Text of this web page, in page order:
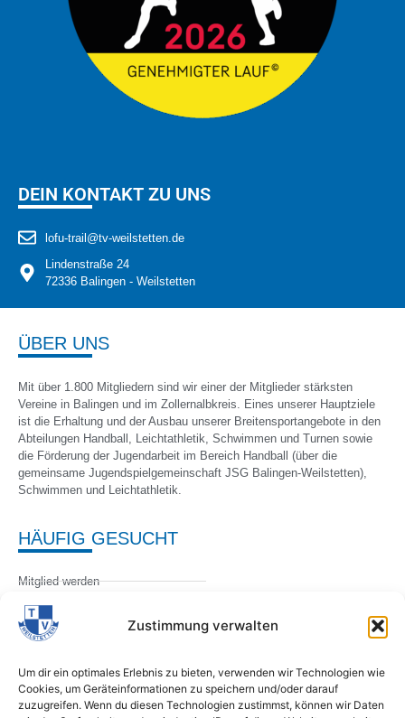
Zustimmung verwalten
Um dir ein optimales Erlebnis zu bieten, verwenden wir Technologien wie
Cookies, um Geräteinformationen zu speichern und/oder darauf
zuzugreifen. Wenn du diesen Technologien zustimmst, können wir Daten
DEIN KONTAKT ZU UNS
lofu-trail@tv-weilstetten.de
Lindenstraße 24
72336 Balingen - Weilstetten
ÜBER UNS
Mit über 1.800 Mitgliedern sind wir einer der Mitglieder stärksten
Vereine in Balingen und im Zollernalbkreis. Eines unserer Hauptziele
ist die Erhaltung und der Ausbau unserer Breitensportangebote in den
Abteilungen Handball, Leichtathletik, Schwimmen und Turnen sowie
die Förderung der Jugendarbeit im Bereich Handball (über die
gemeinsame Jugendspielgemeinschaft JSG Balingen-Weilstetten),
Schwimmen und Leichtathletik.
HÄUFIG GESUCHT
Mitglied werden
Satzung
Handball